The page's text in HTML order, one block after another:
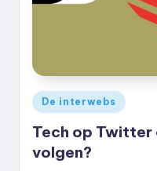
Geplaatst
De interwebs
Tech op Twitter
volgen?